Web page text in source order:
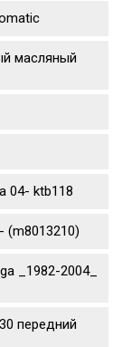
масляный
04- ktb118
(m8013210)
_1982-2004_
передний